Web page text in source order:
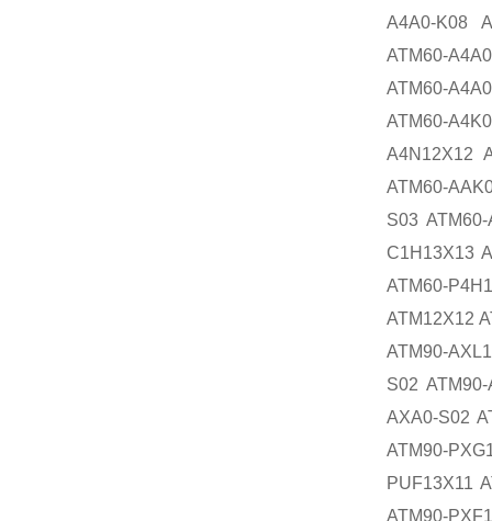
A4A0-K08
ATM60-
ATM60-
ATM60-
A4N12X12
ATM60-
S03
C1H13X13
ATM60-
ATM12X12
ATM90-
S02
AXA0-S02
ATM90-
PUF13X11
ATM90-